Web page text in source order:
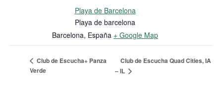
Playa de Barcelona
Playa de barcelona
Barcelona, España + Google Map
Club de Escucha+ Panza
Verde
Club de Escucha Quad Cities, IA
– IL